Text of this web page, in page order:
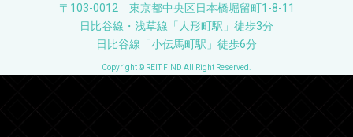
〒103-0012 東京都中央区日本橋堀留町1-8-11
日比谷線・浅草線「人形町駅」徒歩3分
日比谷線「小伝馬町駅」徒歩6分
Copyright © REIT FIND All Right Reserved.